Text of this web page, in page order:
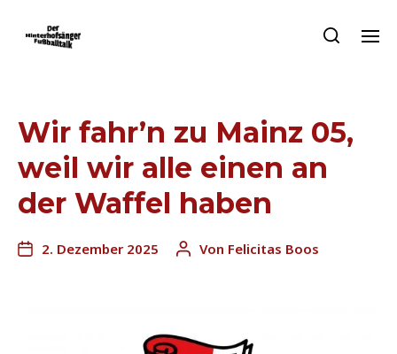
Wir fahr’n zu Mainz 05,
weil wir alle einen an
der Waffel haben
2. Dezember 2025 Von Felicitas Boos